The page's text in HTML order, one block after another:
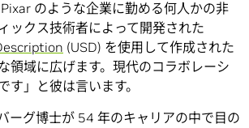
Pixar のような企業に勤める何人かの非
ックス技術者によって開発された
(USD) を使用して作成された
領域に広げます。現代のコラボレーシ
す」と彼は言います。
ーグ博士が 54 年のキャリアの中で目の